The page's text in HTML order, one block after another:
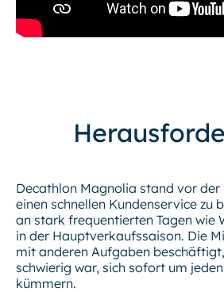
Decathlon Magnolia stand vor
einen schnellen Kundenservice zu
an stark frequentierten Tagen wie
in der Hauptverkaufssaison. Die
mit anderen Aufgaben
schwierig war, sich sofort um
kümmern.